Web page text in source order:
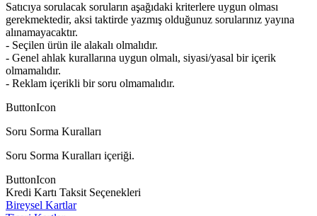
Satıcıya sorulacak soruların aşağıdaki kriterlere uygun olması
gerekmektedir, aksi taktirde yazmış olduğunuz sorularınız yayına
alınamayacaktır.
- Seçilen ürün ile alakalı olmalıdır.
- Genel ahlak kurallarına uygun olmalı, siyasi/yasal bir içerik
olmamalıdır.
- Reklam içerikli bir soru olmamalıdır.
ButtonIcon
Soru Sorma Kuralları
Soru Sorma Kuralları içeriği.
ButtonIcon
Kredi Kartı Taksit Seçenekleri
Bireysel Kartlar